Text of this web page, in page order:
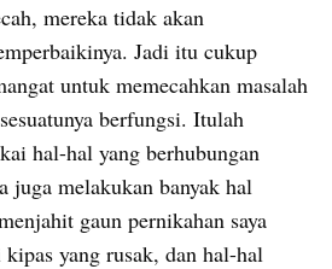
mereka tidak akan
Jadi itu cukup
untuk memecahkan masalah
berfungsi. Itulah
hal-hal yang berhubungan
juga melakukan banyak hal
gaun pernikahan saya
yang rusak, dan hal-hal